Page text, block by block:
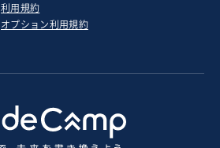
利用規約
オプション利用規約